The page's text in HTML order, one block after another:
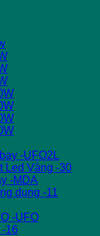
-UFO2L
Led Vàng -30
-MDA
dụng -11
-UFO
16